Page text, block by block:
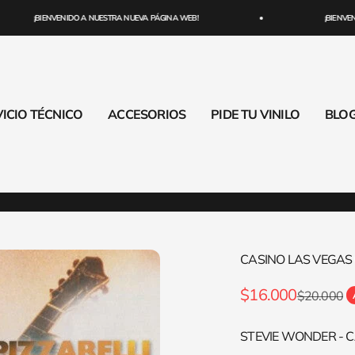
¡BIENVENIDO A NUESTRA NUEVA PÁGINA WEB!
TÉCNICO ACCESORIOS PIDE TU VINILO
CASINO LAS
Precio de oferta
$16.000Precio
$20.000
STEVIE WONDER -